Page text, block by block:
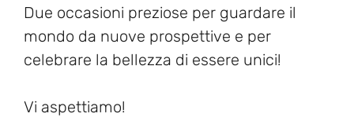
Due occasioni preziose per guardare il
mondo da nuove prospettive e per
celebrare la bellezza di essere unici!
Vi aspettiamo!